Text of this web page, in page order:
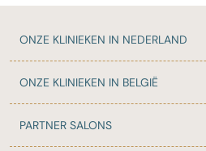
ONZE KLINIEKEN IN NEDERLAND
ONZE KLINIEKEN IN BELGIË
PARTNER SALONS